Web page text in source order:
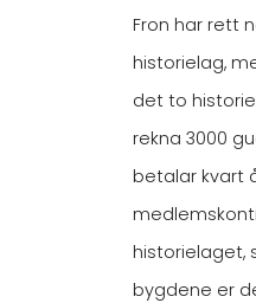
Fron har rett
historielag,
det to
rekna 3000
betalar kvart
historielaget,
bygdene er